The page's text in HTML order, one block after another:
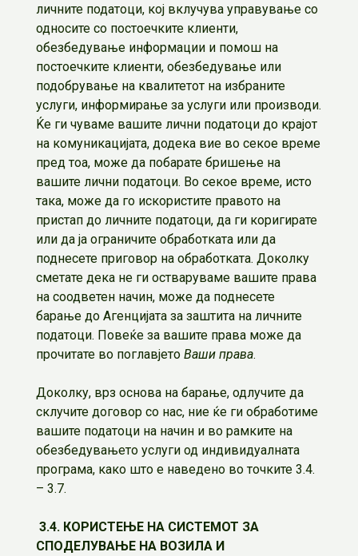
личните податоци, кој вклучува управување со
односите со постоечките клиенти,
обезбедување информации и помош на
постоечките клиенти, обезбедување или
подобрување на квалитетот на избраните
услуги, информирање за услуги или производи.
Ќе ги чуваме вашите лични податоци до крајот
на комуникацијата, додека вие во секое време
пред тоа, може да побарате бришење на
вашите лични податоци. Во секое време, исто
така, може да го искористите правото на
пристап до личните податоци, да ги коригирате
или да ја ограничите обработката или да
поднесете приговор на обработката. Доколку
сметате дека не ги остваруваме вашите права
на соодветен начин, може да поднесете
барање до Агенцијата за заштита на личните
податоци. Повеќе за вашите права може да
прочитате во поглавјето Ваши права.
Доколку, врз основа на барање, одлучите да
склучите договор со нас, ние ќе ги обработиме
вашите податоци на начин и во рамките на
обезбедувањето услуги од индивидуалната
програма, како што е наведено во точките 3.4.
– 3.7.
3.4. КОРИСТЕЊЕ НА СИСТЕМОТ ЗА
СПОДЕЛУВАЊЕ НА ВОЗИЛА И